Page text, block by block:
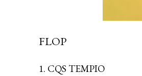
FLOP
1. CQS TEMPIO